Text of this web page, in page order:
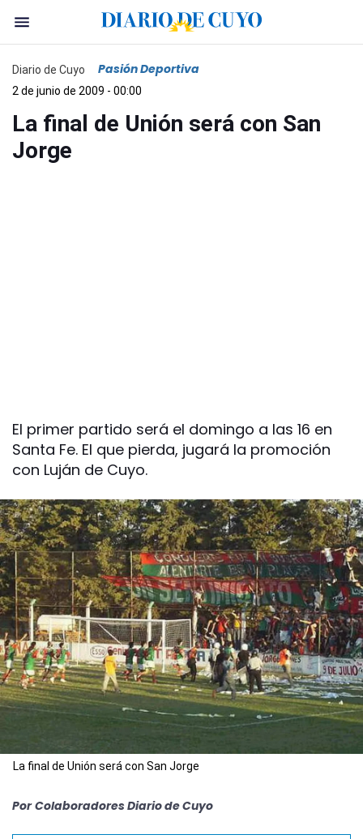
Diario de Cuyo Pasión Deportiva
2 de junio de 2009 - 00:00
La final de Unión será con San
Jorge
El primer partido será el domingo a las 16 en
Santa Fe. El que pierda, jugará la promoción
con Luján de Cuyo.
La final de Unión será con San Jorge
Por Colaboradores Diario de Cuyo